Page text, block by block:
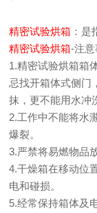
精密试验烘箱 ：是
精密试验烘箱-注意
1.精密试验烘箱箱
忌找开箱体式侧门
抹，更不能用水冲
2.工作中不能将水
爆裂。
3.严禁将易燃物品
4.干燥箱在移动位
电和碰损。
5.经常保持箱体及